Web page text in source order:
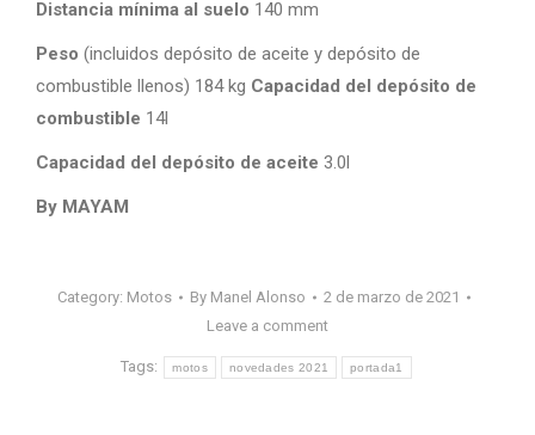
Distancia mínima al suelo 140 mm
Peso (incluidos depósito de aceite y depósito de
combustible llenos) 184 kg Capacidad del depósito de
combustible 14l
Capacidad del depósito de aceite 3.0l
By MAYAM
Category: Motos By Manel Alonso
2 de marzo de 2021
Leave a comment
Tags: motos novedades 2021 portada1